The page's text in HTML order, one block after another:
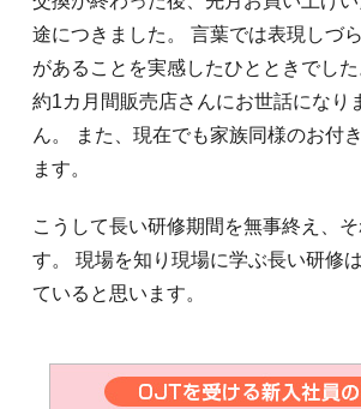
途につきました。 言葉では表現しづ
があることを実感したひとときでした
約1カ月間販売店さんにお世話になり
ん。 また、現在でも家族同様のお付
ます。
こうして長い研修期間を無事終え、
す。 現場を知り現場に学ぶ長い研修
ていると思います。